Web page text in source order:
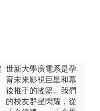
世新大學廣電系是孕
育未來影視巨星和幕
後推手的搖籃。我們
的校友群星閃耀，從